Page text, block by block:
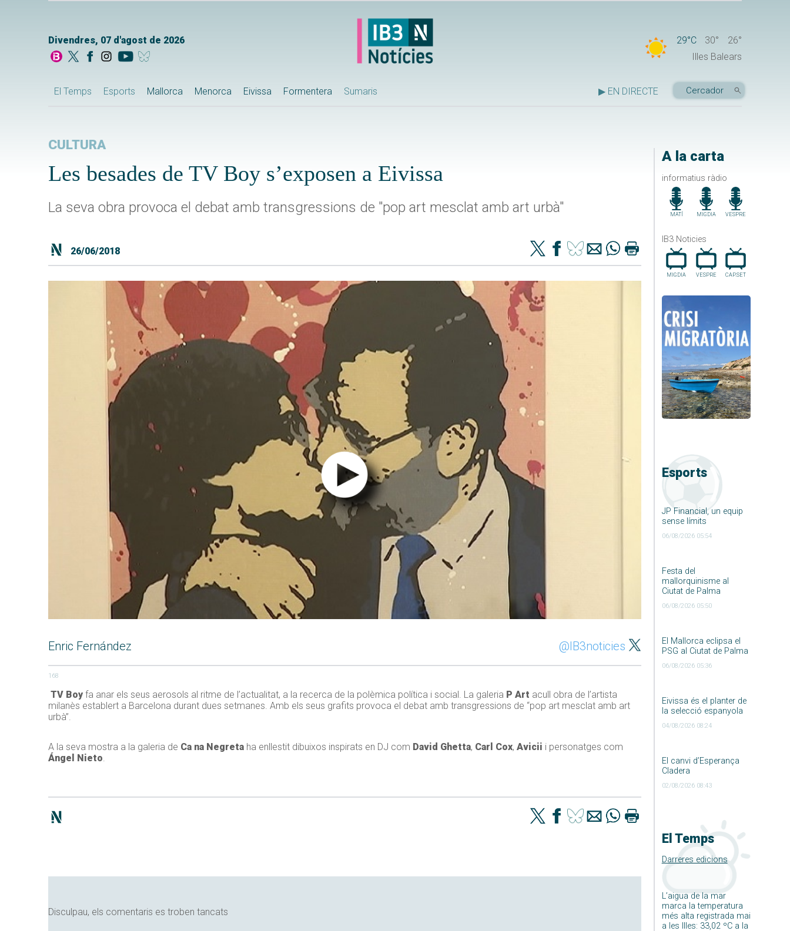
Divendres, 07 d'agost de 2026 29°C 30°
26°
Illes Balears
El Temps Esports Mallorca Menorca Eivissa Formentera Sumaris ▶ EN DIRECTE
A la carta
informatius ràdio
MATÍ MIGDIA VESPRE
IB3 Noticies
MIGDIA VESPRE CAP.SET
Esports
JP Financial, un equip
sense límits
06/08/2026 05:54
Festa del
mallorquinisme al
Ciutat de Palma
06/08/2026 05:50
El Mallorca eclipsa el
PSG al Ciutat de Palma
06/08/2026 05:36
Eivissa és el planter de
la selecció espanyola
04/08/2026 08:24
El canvi d’Esperança
Cladera
02/08/2026 08:43
El Temps
Darreres edicions
L’aigua de la mar
marca la temperatura
més alta registrada mai
a les Illes: 33,02 ºC a la
CULTURA
Les besades de TV Boy s’exposen a Eivissa
La seva obra provoca el debat amb transgressions de "pop art mesclat amb art urbà"
26/06/2018
Enric Fernández @IB3noticies
168
TV Boy fa anar els seus aerosols al ritme de l’actualitat, a la recerca de la polèmica política i social. La galeria P Art acull obra de l’artista
milanès establert a Barcelona durant dues setmanes. Amb els seus grafits provoca el debat amb transgressions de “pop art mesclat amb art
urbà”.
A la seva mostra a la galeria de Ca na Negreta ha enllestit dibuixos inspirats en DJ com David Ghetta, Carl Cox, Avicii i personatges com
Ángel Nieto.
Disculpau, els comentaris es troben tancats